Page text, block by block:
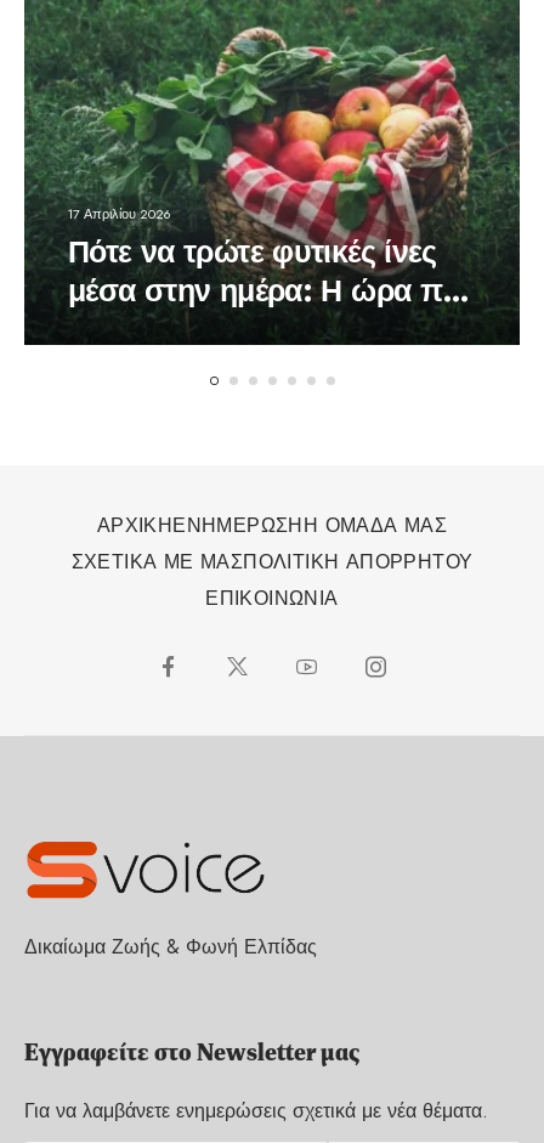
17 Απριλίου 2026
Πότε να τρώτε φυτικές ίνες
μέσα στην ημέρα: Η ώρα που
κάνει τη διαφορά στον
οργανισμό
ΑΡΧΙΚΗΕΝΗΜΕΡΩΣΗΗ ΟΜΑΔΑ ΜΑΣ
ΣΧΕΤΙΚΑ ΜΕ ΜΑΣΠΟΛΙΤΙΚΗ ΑΠΟΡΡΗΤΟΥ
ΕΠΙΚΟΙΝΩΝΙΑ
Δικαίωμα Ζωής & Φωνή Ελπίδας
Εγγραφείτε στο Newsletter μας
Για να λαμβάνετε ενημερώσεις σχετικά με νέα θέματα.